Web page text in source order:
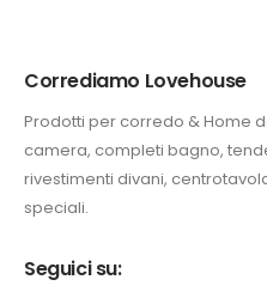
Corrediamo Lovehouse
Prodotti per corredo & Home
camera, completi bagno,
rivestimenti divani,
speciali.
Seguici su: